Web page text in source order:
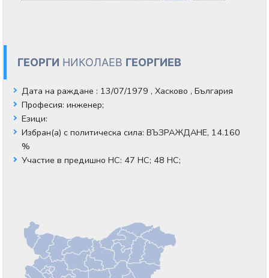
ГЕОРГИ НИКОЛАЕВ ГЕОРГИЕВ
Дата на раждане : 13/07/1979 , Хасково , България
Професия:инженер;
Езици:
Избран(а) с политическа сила:ВЪЗРАЖДАНЕ, 14.160
%
Участие в предишно НС: 47 НС; 48 НС;